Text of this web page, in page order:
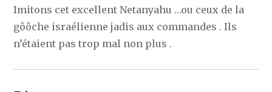
Imitons cet excellent Netanyahu …ou ceux de la
gôôche israélienne jadis aux commandes . Ils
n’étaient pas trop mal non plus .